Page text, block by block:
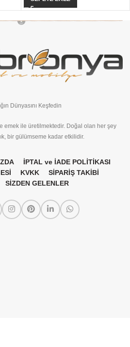
Dünyasını Keşfedin
emek ile üretilmektedir. Doğal olan her şey
bir gülümseme kadar etkilidir.
İPTAL ve İADE POLİTİKASI
KVKK
SİPARİŞ TAKİBİ
SİZDEN GELENLER